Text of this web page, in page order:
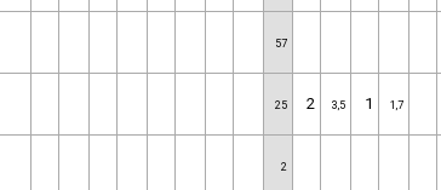
57
25 2 3,5 1 1,7
2